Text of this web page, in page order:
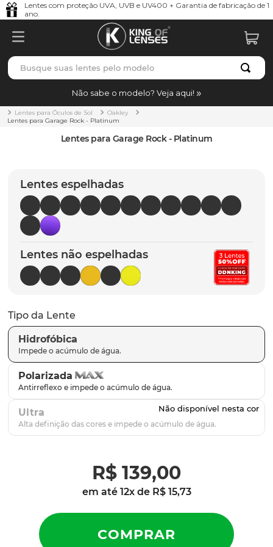
Lentes com proteção UVA, UVB e UV400 + Garantia de fabricação de 1
ano.
Busque suas lentes pelo modelo
Não sabe o modelo? Veja aqui!
Lentes para Óculos de Sol
Oakley
Lentes para Garage Rock - Platinum
Lentes para Garage Rock - Platinum
Lentes espelhadas
Lentes não espelhadas
Tipo da Lente
Hidrofóbica
Polarizada
Ultra
R$ 139,00
em até 12x de R$ 15,73
TERMOS MAIS BUSCADOS
1º borrachas
holbrook
5º chaves
6º t-shock
7º latch
8º gasket
9º parafusos